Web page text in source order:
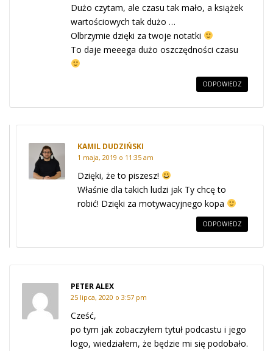
Dużo czytam, ale czasu tak mało, a książek
wartościowych tak dużo …
Olbrzymie dzięki za twoje notatki
To daje meeega dużo oszczędności czasu
ODPOWIEDZ
KAMIL DUDZIŃSKI
1 maja, 2019 o 11:35 am
Dzięki, że to piszesz!
Właśnie dla takich ludzi jak Ty chcę to
robić! Dzięki za motywacyjnego kopa
ODPOWIEDZ
PETER ALEX
25 lipca, 2020 o 3:57 pm
Cześć,
po tym jak zobaczyłem tytuł podcastu i jego
logo, wiedziałem, że będzie mi się podobało.